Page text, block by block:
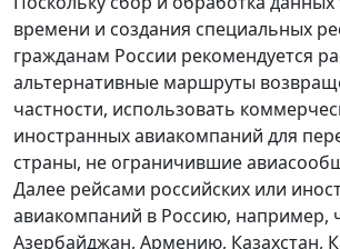
времени и создания специальных
гражданам России рекомендуется
альтернативные маршруты
частности, использовать
иностранных авиакомпаний для
страны, не ограничившие
Далее рейсами российских или
авиакомпаний в Россию, например,
Азербайджан, Армению, Казахстан,